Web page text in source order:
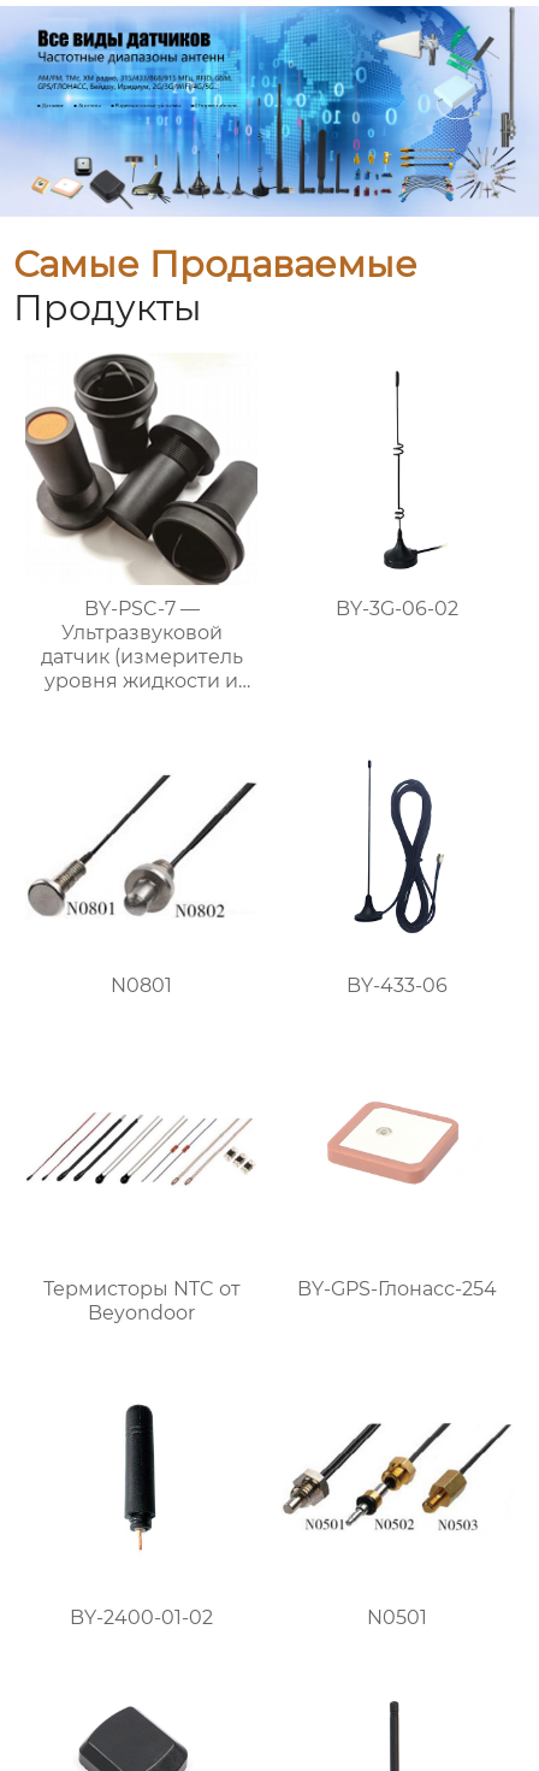
Самые Продаваемые
Продукты
BY-PSC-7 —
Ультразвуковой
датчик (измеритель
уровня жидкости и
BY-3G-06-02
N0801 BY-433-06
Термисторы NTC от
Beyondoor
BY-GPS-Глонасс-254
BY-2400-01-02 N0501